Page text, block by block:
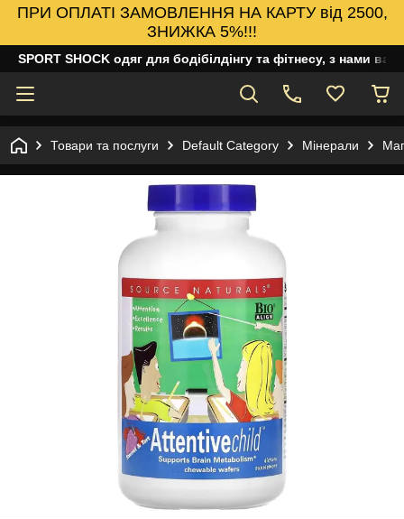
ПРИ ОПЛАТІ ЗАМОВЛЕННЯ НА КАРТУ від 2500,
ЗНИЖКА 5%!!!
SPORT SHOCK одяг для бодібілдінгу та фітнесу, з нами
Товари та послуги Default Category Мінерали